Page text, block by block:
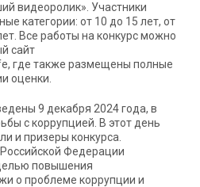
видеоролик». Участники
категории: от 10 до 15 лет, от
Все работы на конкурс можно
сайт
где также размещены полные
оценки.
9 декабря 2024 года, в
с коррупцией. В этот день
и призеры конкурса.
Федерации
повышения
о проблеме коррупции и